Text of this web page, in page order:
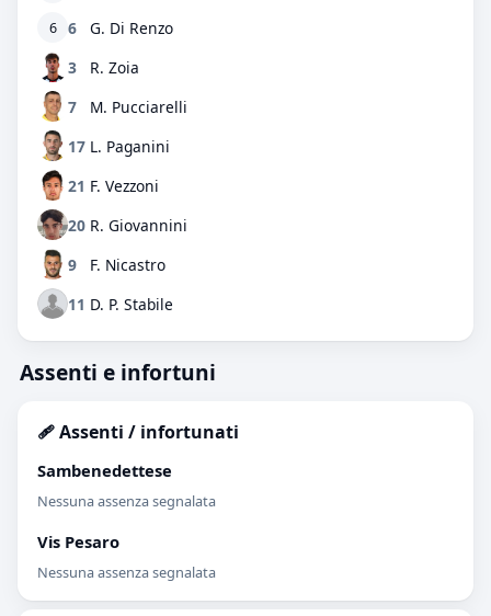
6 6
G. Di Renzo
3
R. Zoia
7
M. Pucciarelli
17 L. Paganini
21 F. Vezzoni
20 R. Giovannini
9
F. Nicastro
11 D. P. Stabile
Assenti e infortuni
🩹 Assenti / infortunati
Sambenedettese
Nessuna assenza segnalata
Vis Pesaro
Nessuna assenza segnalata